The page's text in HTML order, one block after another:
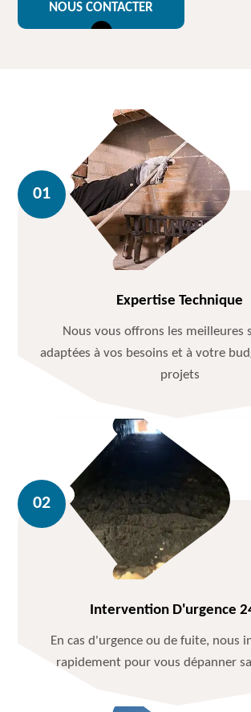
NOUS CONTACTER
Expertise Technique
Nous vous offrons les meilleures
adaptées à vos besoins et à votre
projets
Intervention D'urgence
En cas d'urgence ou de fuite, nous
rapidement pour vous dépanner